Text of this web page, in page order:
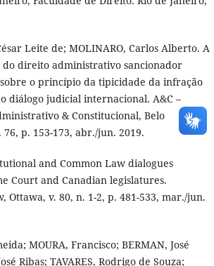
Leite de; MOLINARO, Carlos Alberto. A
direito administrativo sancionador
o princípio da tipicidade da infração
diálogo judicial internacional. A&C –
& Constitucional, Belo
p. 153-173, abr./jun. 2019.
and Common Law dialogues
Court and Canadian legislatures.
Ottawa, v. 80, n. 1-2, p. 481-533, mar./jun.
MOURA, Francisco; BERMAN, José
Ribas; TAVARES, Rodrigo de Souza;